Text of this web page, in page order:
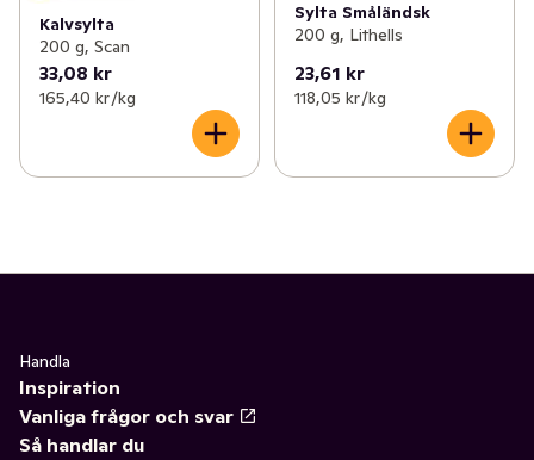
✓ Bacon & fläsk
✓ Delikatesschark
Blodpudding & sylta (7)
Kalvsylta
200 g, Scan
33,08 kr
165,40 kr /kg
Sylta Småländsk
200 g, Lithells
23,61 kr
118,05 kr /kg
Handla
Inspiration
Vanliga frågor och svar
Så handlar du